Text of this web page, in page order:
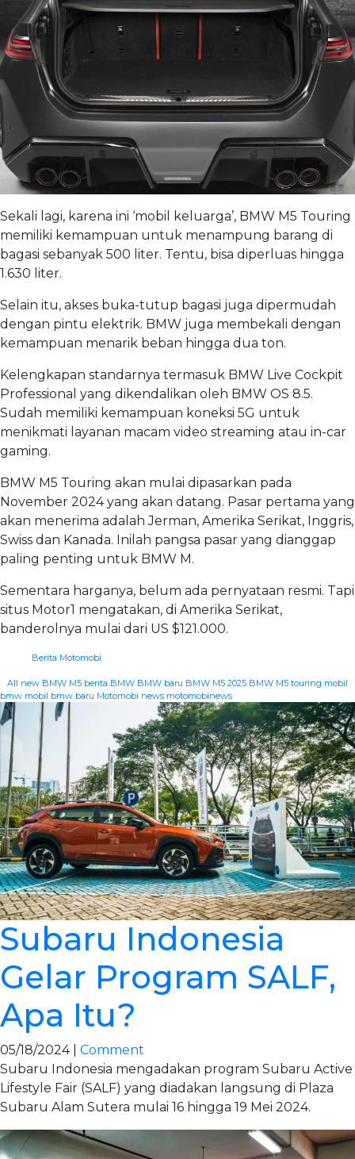
Sekali lagi, karena ini ‘mobil keluarga’, BMW M5 Touring
memiliki kemampuan untuk menampung barang di
bagasi sebanyak 500 liter. Tentu, bisa diperluas hingga
1.630 liter.
Selain itu, akses buka-tutup bagasi juga dipermudah
dengan pintu elektrik. BMW juga membekali dengan
kemampuan menarik beban hingga dua ton.
Kelengkapan standarnya termasuk BMW Live Cockpit
Professional yang dikendalikan oleh BMW OS 8.5.
Sudah memiliki kemampuan koneksi 5G untuk
menikmati layanan macam video streaming atau in-car
gaming.
BMW M5 Touring akan mulai dipasarkan pada
November 2024 yang akan datang. Pasar pertama yang
akan menerima adalah Jerman, Amerika Serikat, Inggris,
Swiss dan Kanada. Inilah pangsa pasar yang dianggap
paling penting untuk BMW M.
Sementara harganya, belum ada pernyataan resmi. Tapi
situs Motor1 mengatakan, di Amerika Serikat,
banderolnya mulai dari US $121.000.
Berita Motomobi
All new BMW M5 berita BMW BMW baru BMW M5 2025 BMW M5 touring mobil
bmw mobil bmw baru Motomobi news motomobinews
Subaru Indonesia
Gelar Program SALF,
Apa Itu?
05/18/2024 | Comment
Subaru Indonesia mengadakan program Subaru Active
Lifestyle Fair (SALF) yang diadakan langsung di Plaza
Subaru Alam Sutera mulai 16 hingga 19 Mei 2024.